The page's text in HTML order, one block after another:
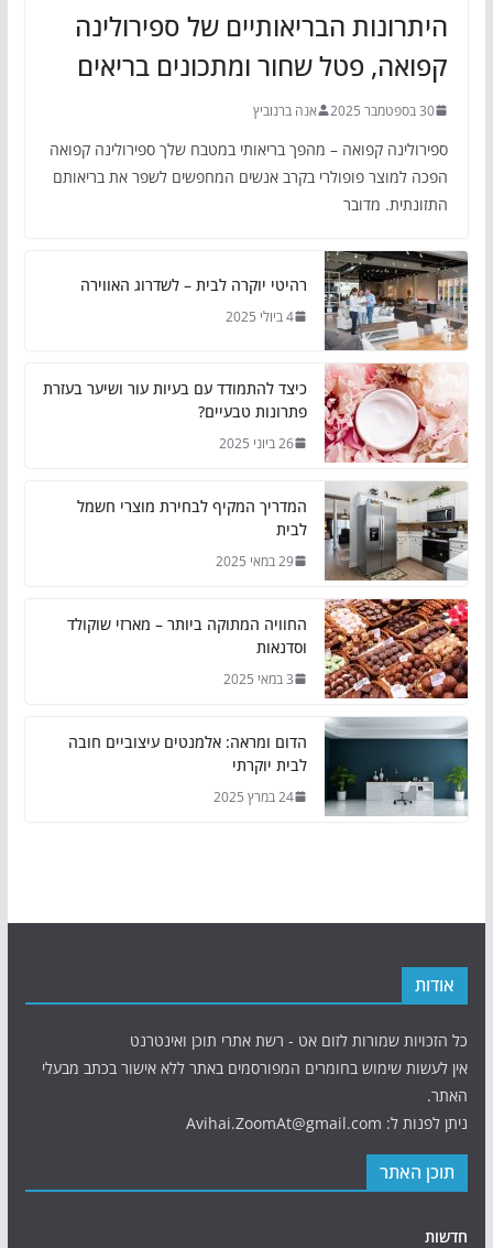
היתרונות הבריאותיים של ספירולינה
קפואה, פטל שחור ומתכונים בריאים
30 בספטמבר 2025 אנה ברנוביץ
ספירולינה קפואה – מהפך בריאותי במטבח שלך ספירולינה קפואה
הפכה למוצר פופולרי בקרב אנשים המחפשים לשפר את בריאותם
התזונתית. מדובר
רהיטי יוקרה לבית – לשדרוג האווירה
4 ביולי 2025
כיצד להתמודד עם בעיות עור ושיער בעזרת
פתרונות טבעיים?
26 ביוני 2025
המדריך המקיף לבחירת מוצרי חשמל
לבית
29 במאי 2025
החוויה המתוקה ביותר – מארזי שוקולד
וסדנאות
3 במאי 2025
הדום ומראה: אלמנטים עיצוביים חובה
לבית יוקרתי
24 במרץ 2025
אודות
כל הזכויות שמורות לזום אט - רשת אתרי תוכן ואינטרנט
אין לעשות שימוש בחומרים המפורסמים באתר ללא אישור בכתב מבעלי
האתר.
ניתן לפנות ל: Avihai.ZoomAt@gmail.com
תוכן האתר
חדשות